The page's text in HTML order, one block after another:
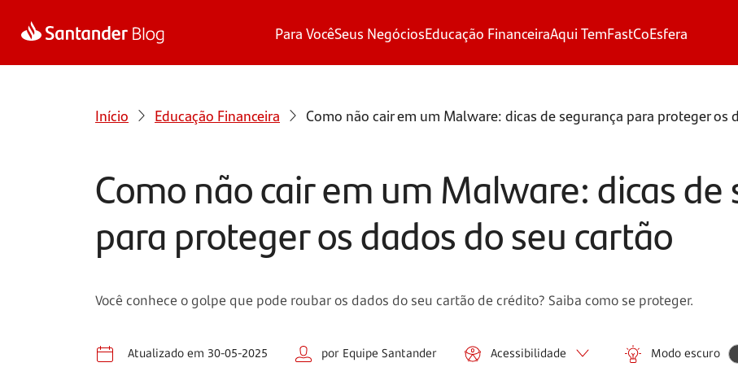
Para VocêSeus NegóciosEducação FinanceiraAqui TemFastCoEsfera
Início Educação Financeira Como não cair em um Malware: dicas de segurança para proteger os
Como não cair em um Malware: dicas de
para proteger os dados do seu cartão
Você conhece o golpe que pode roubar os dados do seu cartão de crédito? Saiba como se proteger.
Atualizado em 30-05-2025 por Equipe Santander Acessibilidade Modo escuro